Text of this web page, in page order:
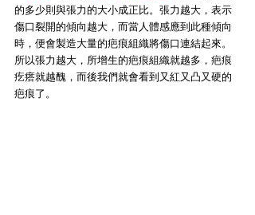
的多少則與張力的大小成正比。張力越大，表示
傷口裂開的傾向越大，而當人體感應到此種傾向
時，便會製造大量的疤痕組織將傷口連結起來。
所以張力越大，所增生的疤痕組織就越多，疤痕
疙瘩就越醜，而後我們就會看到又紅又凸又硬的
疤痕了。